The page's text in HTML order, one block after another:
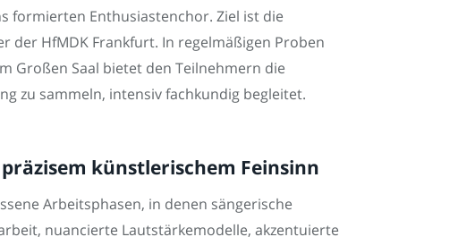
formierten Enthusiastenchor. Ziel ist die
der HfMDK Frankfurt. In regelmäßigen Proben
Großen Saal bietet den Teilnehmern die
zu sammeln, intensiv fachkundig begleitet.
künstlerischem Feinsinn
Arbeitsphasen, in denen sängerische
nuancierte Lautstärkemodelle, akzentuierte